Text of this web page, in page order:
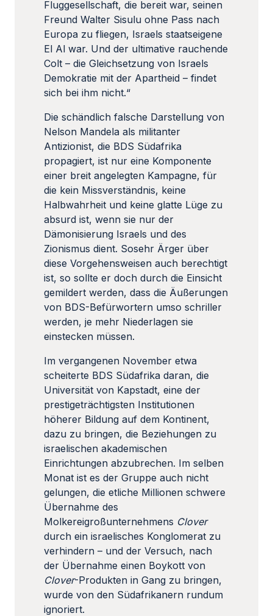
Fluggesellschaft, die bereit war, seinen
Freund Walter Sisulu ohne Pass nach
Europa zu fliegen, Israels staatseigene
El Al war. Und der ultimative rauchende
Colt – die Gleichsetzung von Israels
Demokratie mit der Apartheid – findet
sich bei ihm nicht.“
Die schändlich falsche Darstellung von
Nelson Mandela als militanter
Antizionist, die BDS Südafrika
propagiert, ist nur eine Komponente
einer breit angelegten Kampagne, für
die kein Missverständnis, keine
Halbwahrheit und keine glatte Lüge zu
absurd ist, wenn sie nur der
Dämonisierung Israels und des
Zionismus dient. Sosehr Ärger über
diese Vorgehensweisen auch berechtigt
ist, so sollte er doch durch die Einsicht
gemildert werden, dass die Äußerungen
von BDS-Befürwortern umso schriller
werden, je mehr Niederlagen sie
einstecken müssen.
Im vergangenen November etwa
scheiterte BDS Südafrika daran, die
Universität von Kapstadt, eine der
prestigeträchtigsten Institutionen
höherer Bildung auf dem Kontinent,
dazu zu bringen, die Beziehungen zu
israelischen akademischen
Einrichtungen abzubrechen. Im selben
Monat ist es der Gruppe auch nicht
gelungen, die etliche Millionen schwere
Übernahme des
Molkereigroßunternehmens Clover
durch ein israelisches Konglomerat zu
verhindern – und der Versuch, nach
der Übernahme einen Boykott von
Clover-Produkten in Gang zu bringen,
wurde von den Südafrikanern rundum
ignoriert.